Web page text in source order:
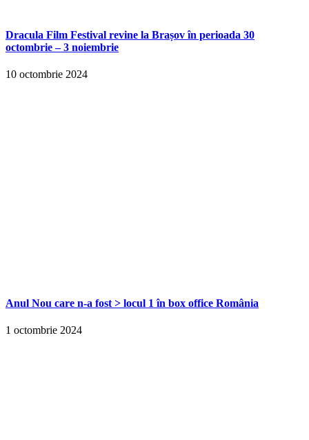
Dracula Film Festival revine la Brașov în perioada 30
octombrie – 3 noiembrie
10 octombrie 2024
Anul Nou care n-a fost > locul 1 în box office România
1 octombrie 2024